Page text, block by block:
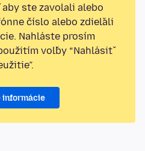
ste zavolali alebo
číslo alebo zdieľali
Nahláste prosím
voľby “Nahlásiť
informácie